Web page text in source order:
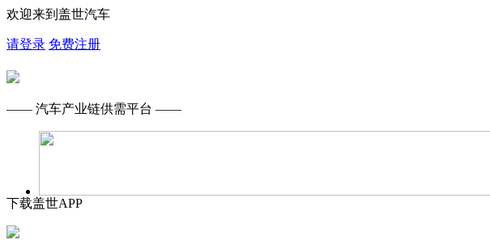
欢迎来到盖世汽车
请登录 免费注册
—— 汽车产业链供需平台 ——
下载盖世APP